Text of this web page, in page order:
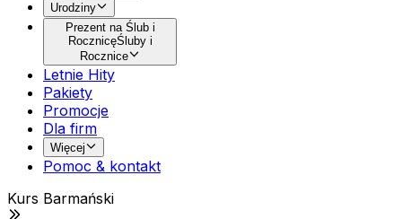
Urodziny
Prezent na Ślub i
RocznicęŚluby i
Rocznice
Letnie Hity
Pakiety
Promocje
Dla firm
Więcej
Pomoc & kontakt
Kurs Barmański